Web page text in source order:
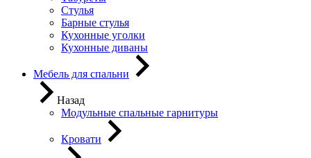
Стулья
Барные стулья
Кухонные уголки
Кухонные диваны
Мебель для спальни
Назад
Модульные спальные гарнитуры
Кровати